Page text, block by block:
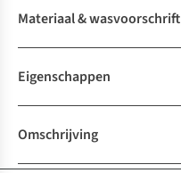
Materiaal & wasvoorschrift
Eigenschappen
Omschrijving